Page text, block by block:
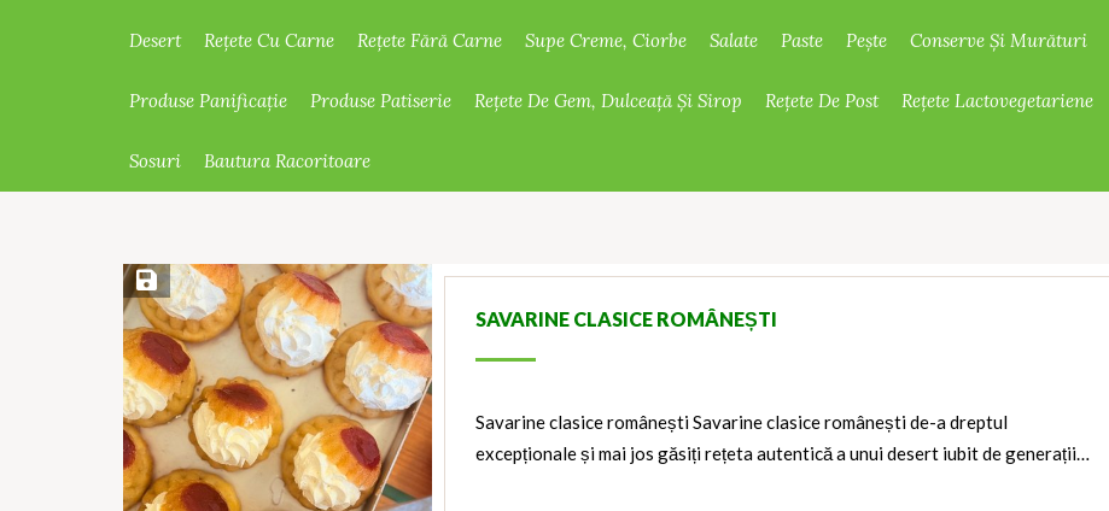
Desert Rețete Cu Carne Rețete Fără Carne Supe Creme, Ciorbe Salate Paste Pește Conserve Și Murături
Produse Panificație Produse Patiserie Rețete De Gem, Dulceață Și Sirop Rețete De Post Rețete Lactovegetariene
Sosuri Bautura Racoritoare
Save Recipe
SAVARINE CLASICE ROMÂNEȘTI
Savarine clasice românești Savarine clasice românești de-a dreptul
excepționale și mai jos găsiți rețeta autentică a unui desert iubit de generații…